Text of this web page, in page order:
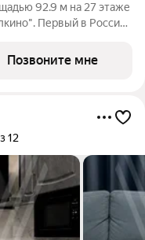
92.9 м на 27 этаже
Первый в России
на границе с
Позвоните мне
12